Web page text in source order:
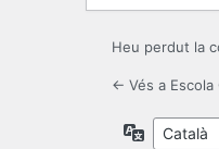
Heu perdut la
← Vés a Escola
Idioma